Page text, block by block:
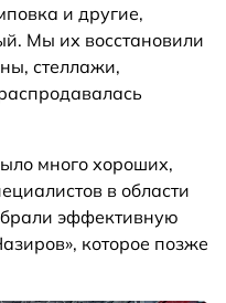
и другие,
Мы их восстановили
стеллажи,
много хороших,
в области
эффективную
которое позже